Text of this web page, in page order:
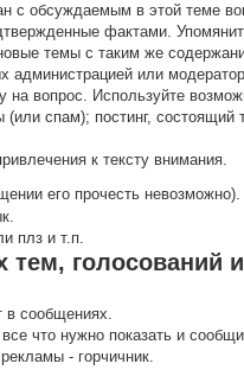
с обсуждаемым в этой теме
фактами.
темы с таким же
администрацией или
на вопрос. Используйте
спам); постинг,
к тексту внимания.
его прочесть невозможно).
плз и т.п.
тем,
в сообщениях.
что нужно показать и
- горчичник.